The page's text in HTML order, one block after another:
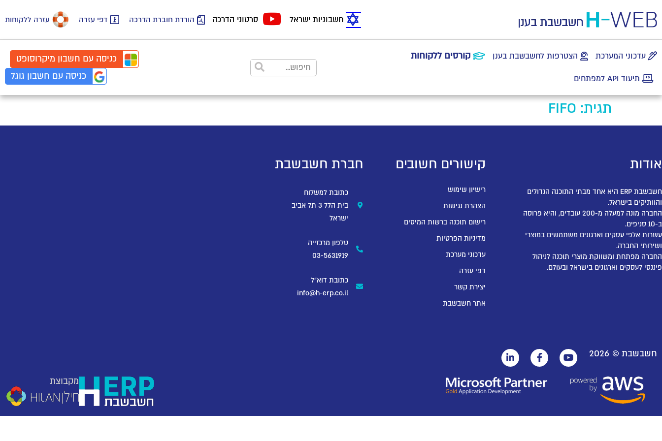
חשבוניות ישראל סרטוני הדרכה הורדת חוברת הדרכה דפי עזרה עזרה ללקוחות
עדכוני המערכת הצטרפות לחשבשבת בענן קורסים ללקוחות
תיעוד API למפתחים
כניסה עם חשבון מיקרוסופט
כניסה עם חשבון גוגל
תגית: FIFO
אודות
חשבשבת ERP היא אחד מבתי התוכנה הגדולים
והוותיקים בישראל.
החברה מונה למעלה מ-200 עובדים, והיא פרוסה
ב-10 סניפים.
עשרות אלפי עסקים וארגונים משתמשים במוצרי
ושירותי החברה.
החברה מפתחת ומשווקת מוצרי תוכנה לניהול
פיננסי לעסקים וארגונים בישראל ובעולם.
קישורים חשובים
רישיון שימוש
הצהרת נגישות
רישום תוכנה ברשות המיסים
מדיניות הפרטיות
עדכוני מערכת
דפי עזרה
יצירת קשר
אתר חשבשבת
חברת חשבשבת
כתובת למשלוח
בית הלל 3 תל אביב
ישראל
טלפון מרכזייה
03-5631919
כתובת דוא"ל
info@h-erp.co.il
חשבשבת © 2026
מקבוצת